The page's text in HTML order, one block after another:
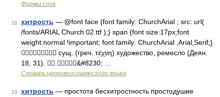
Формы слов
18 хитрость — @font face {font family: ChurchArial ; src: url(
/fonts/ARIAL Church 02.ttf );} span {font size:17px;font
weight:normal !important; font family: ChurchArial ,Arial,Serif;}
 сущ. (греч. τέχνη) художество, ремесло (Деян.
18, 31).  &#8230; …
Словарь церковнославянского языка
19 хитрость — простота бесхитростность простодушие